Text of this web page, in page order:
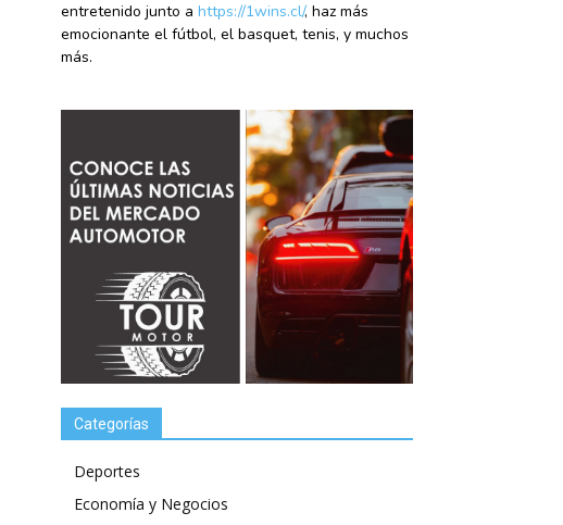
entretenido junto a https://1wins.cl/, haz más
emocionante el fútbol, el basquet, tenis, y muchos
más.
Categorías
Deportes
Economía y Negocios